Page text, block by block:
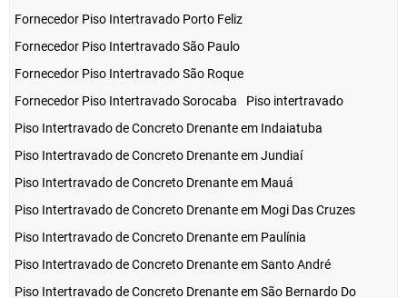
Fornecedor Piso Intertravado Porto Feliz
Fornecedor Piso Intertravado São Paulo
Fornecedor Piso Intertravado São Roque
Fornecedor Piso Intertravado Sorocaba
Piso intertravado
Piso Intertravado de Concreto Drenante em Indaiatuba
Piso Intertravado de Concreto Drenante em Jundiaí
Piso Intertravado de Concreto Drenante em Mauá
Piso Intertravado de Concreto Drenante em Mogi Das Cruzes
Piso Intertravado de Concreto Drenante em Paulínia
Piso Intertravado de Concreto Drenante em Santo André
Piso Intertravado de Concreto Drenante em São Bernardo Do